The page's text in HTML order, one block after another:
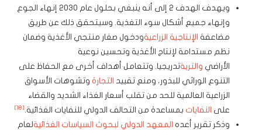
ويهدف الهدف 2 إلى أنه ينبغي بحلول عام 2030 إنهاء الجوع
وإنهاء جميع أشكال سوء التغذية. وسيتحقق ذلك عن طريق
مضاعفة الإنتاجية الزراعيةودخول صغار منتجي الأغذية وضمان
نظم مستدامة لإنتاج الأغذية وتحسين نوعية
الأراضي والتربةتدريجيا. وتتعامل أهداف أخرى مع الحفاظ على
التنوع الوراثي للبذور، ومنع تقييد التجارة وتشوهات الأسواق
الزراعية العالمية للحد من تقلب أسعار الغذاء الشديد والقضاء
على النفايات بمساعدة من التحالف الدولي للنفايات الغذائية.[18]
وذكر تقرير أعده المعهد الدولي لبحوث السياسات الغذائيةلعام